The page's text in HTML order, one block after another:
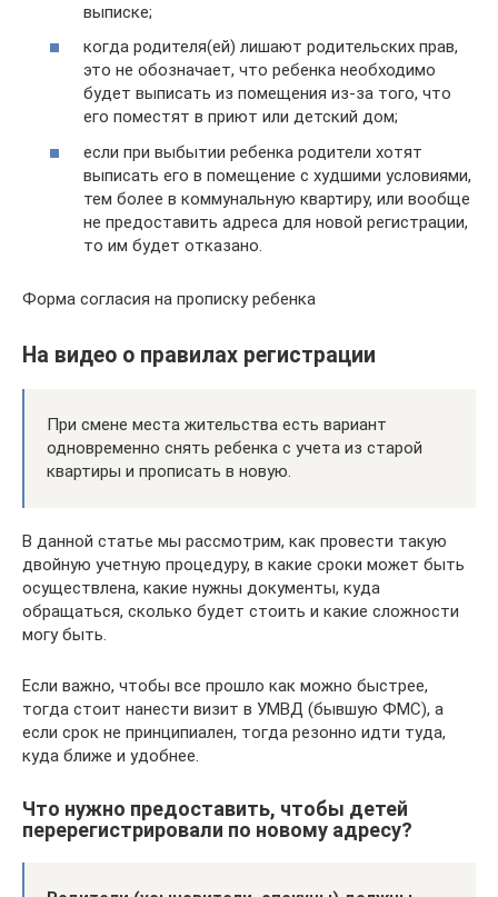
выписке;
когда родителя(ей) лишают родительских прав,
это не обозначает, что ребенка необходимо
будет выписать из помещения из-за того, что
его поместят в приют или детский дом;
если при выбытии ребенка родители хотят
выписать его в помещение с худшими условиями,
тем более в коммунальную квартиру, или вообще
не предоставить адреса для новой регистрации,
то им будет отказано.
Форма согласия на прописку ребенка
На видео о правилах регистрации
При смене места жительства есть вариант
одновременно снять ребенка с учета из старой
квартиры и прописать в новую.
В данной статье мы рассмотрим, как провести такую
двойную учетную процедуру, в какие сроки может быть
осуществлена, какие нужны документы, куда
обращаться, сколько будет стоить и какие сложности
могу быть.
Если важно, чтобы все прошло как можно быстрее,
тогда стоит нанести визит в УМВД (бывшую ФМС), а
если срок не принципиален, тогда резонно идти туда,
куда ближе и удобнее.
Что нужно предоставить, чтобы детей
перерегистрировали по новому адресу?